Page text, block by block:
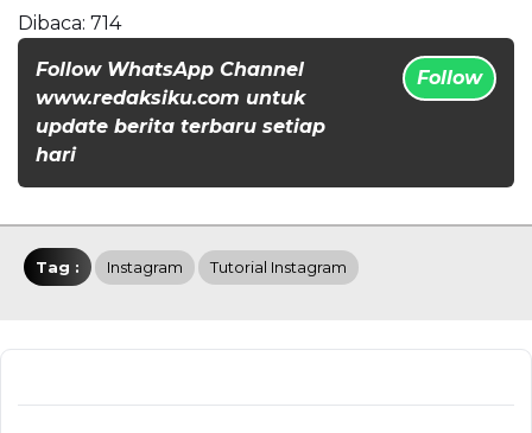
Dibaca: 714
Follow WhatsApp Channel
www.redaksiku.com untuk
update berita terbaru setiap
hari
Follow
Tag : Instagram Tutorial Instagram